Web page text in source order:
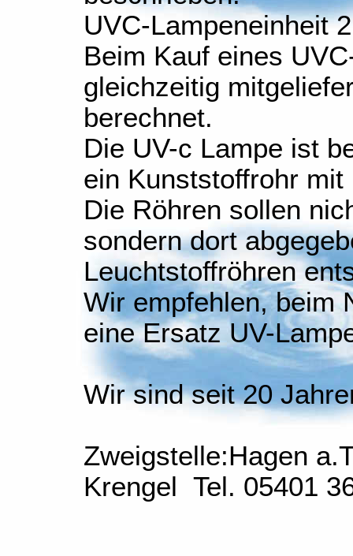
UVC-Lampeneinheit
Beim Kauf eines
gleichzeitig
berechnet.
Die UV-c Lampe ist
ein Kunststoffrohr
Die Röhren sollen
sondern dort
Leuchtstoffröhren
Wir empfehlen, beim
eine Ersatz UV-
Wir sind seit 20
Zweigstelle:Hagen
Krengel Tel. 05401